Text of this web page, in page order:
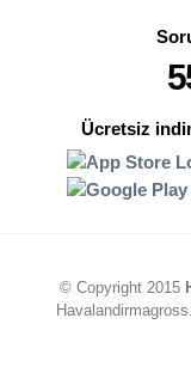
Ücretsiz
© Copyright 2015